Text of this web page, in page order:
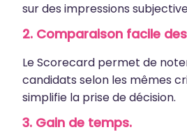
sur des impressions
2. Comparaison facile
Le Scorecard permet de
candidats selon les mêmes
simplifie la prise de décision.
3. Gain de temps.